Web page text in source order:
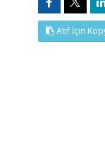
Atıf İçin